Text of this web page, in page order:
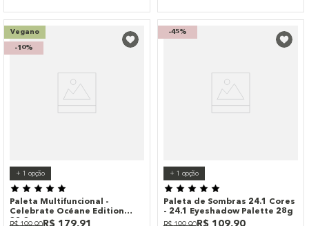
Vegano
-10%
+ 1 opção
Paleta Multifuncional -
Celebrate Océane Edition
32,3g
-45%
+ 1 opção
Paleta de Sombras 24.1 Cores
- 24.1 Eyeshadow Palette 28g